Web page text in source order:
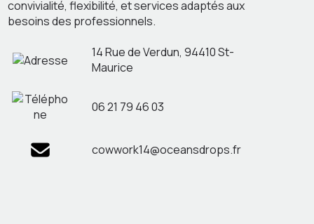
convivialité, flexibilité, et services adaptés aux
besoins des professionnels.
14 Rue de Verdun, 94410 St-
Maurice
06 21 79 46 03
cowwork14@oceansdrops.fr